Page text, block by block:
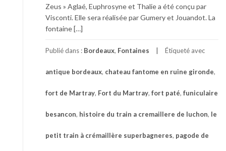
Zeus » Aglaé, Euphrosyne et Thalie a été conçu par
Visconti. Elle sera réalisée par Gumery et Jouandot. La
fontaine […]
Publié dans : Bordeaux, Fontaines Étiqueté avec
antique bordeaux, chateau fantome en ruine gironde,
fort de Martray, Fort du Martray, fort paté, funiculaire
besancon, histoire du train a cremaillere de luchon, le
petit train à crémaillère superbagneres, pagode de